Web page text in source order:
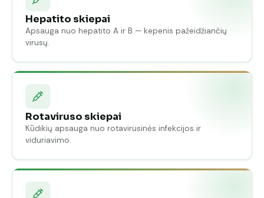
Hepatito skiepai
Apsauga nuo hepatito A ir B — kepenis pažeidžiančių
virusų.
Rotaviruso skiepai
Kūdikių apsauga nuo rotavirusinės infekcijos ir
viduriavimo.